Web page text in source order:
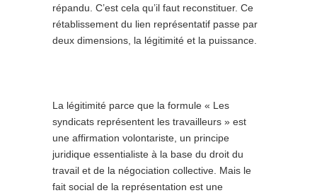
répandu. C’est cela qu’il faut reconstituer. Ce
rétablissement du lien représentatif passe par
deux dimensions, la légitimité et la puissance.
La légitimité parce que la formule « Les
syndicats représentent les travailleurs » est
une affirmation volontariste, un principe
juridique essentialiste à la base du droit du
travail et de la négociation collective. Mais le
fait social de la représentation est une